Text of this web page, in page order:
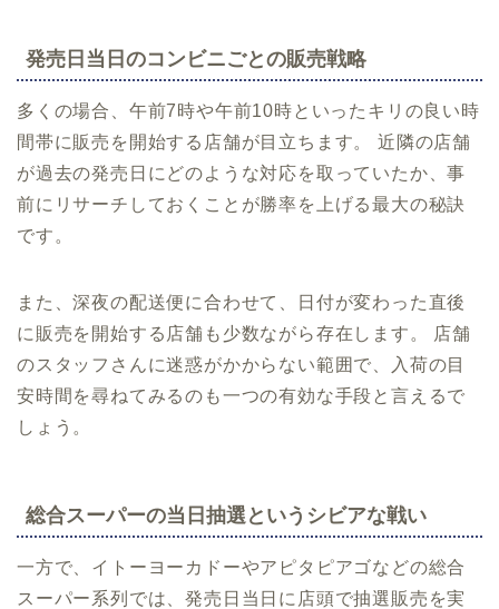
発売日当日のコンビニごとの販売戦略
多くの場合、午前7時や午前10時といったキリの良い時
間帯に販売を開始する店舗が目立ちます。 近隣の店舗
が過去の発売日にどのような対応を取っていたか、事
前にリサーチしておくことが勝率を上げる最大の秘訣
です。
また、深夜の配送便に合わせて、日付が変わった直後
に販売を開始する店舗も少数ながら存在します。 店舗
のスタッフさんに迷惑がかからない範囲で、入荷の目
安時間を尋ねてみるのも一つの有効な手段と言えるで
しょう。
総合スーパーの当日抽選というシビアな戦い
一方で、イトーヨーカドーやアピタピアゴなどの総合
スーパー系列では、発売日当日に店頭で抽選販売を実